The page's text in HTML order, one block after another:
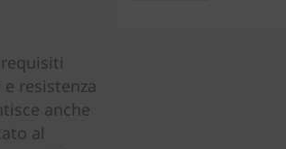
resistenza
anche
al